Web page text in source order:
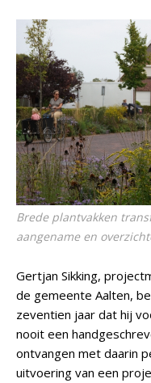
Brede plantvakken
aangename en
Gertjan Sikking,
de gemeente Aalten,
zeventien jaar dat hij
nooit een
ontvangen met daarin
uitvoering van een